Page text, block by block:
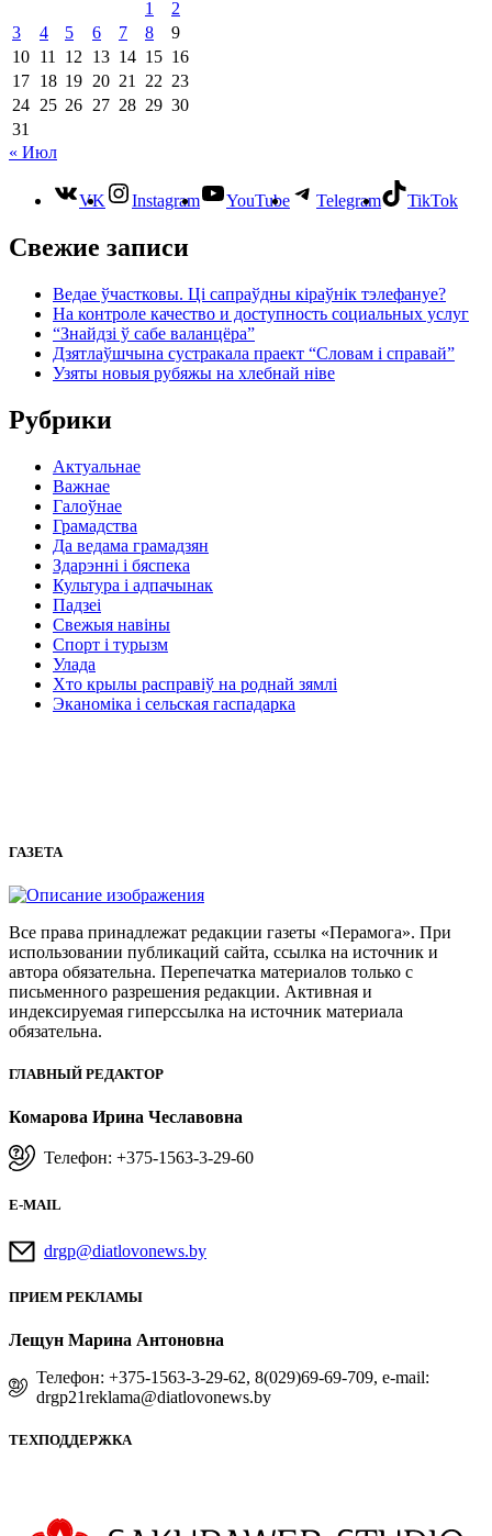
1
2
3
4 5 6 7 8
9
10 11 12 13 14 15 16
17 18 19 20 21 22 23
24 25 26 27 28 29 30
31
« Июл
VK Instagram YouTube Telegram TikTok
Свежие записи
Ведае ўчастковы. Ці сапраўдны кіраўнік тэлефануе?
На контроле качество и доступность социальных услуг
“Знайдзі ў сабе валанцёра”
Дзятлаўшчына сустракала праект “Словам і справай”
Узяты новыя рубяжы на хлебнай ніве
Рубрики
Актуальнае
Важнае
Галоўнае
Грамадства
Да ведама грамадзян
Здарэнні і бяспека
Культура і адпачынак
Падзеі
Свежыя навіны
Спорт і турызм
Улада
Хто крылы расправіў на роднай зямлі
Эканоміка і сельская гаспадарка
ГАЗЕТА
Все права принадлежат редакции газеты «Перамога». При
использовании публикаций сайта, ссылка на источник и
автора обязательна. Перепечатка материалов только с
письменного разрешения редакции. Активная и
индексируемая гиперссылка на источник материала
обязательна.
ГЛАВНЫЙ РЕДАКТОР
Комарова Ирина Чеславовна
Телефон: +375-1563-3-29-60
E-MAIL
drgp@diatlovonews.by
ПРИЕМ РЕКЛАМЫ
Лещун Марина Антоновна
Телефон: +375-1563-3-29-62, 8(029)69-69-709, e-mail:
drgp21reklama@diatlovonews.by
ТЕХПОДДЕРЖКА